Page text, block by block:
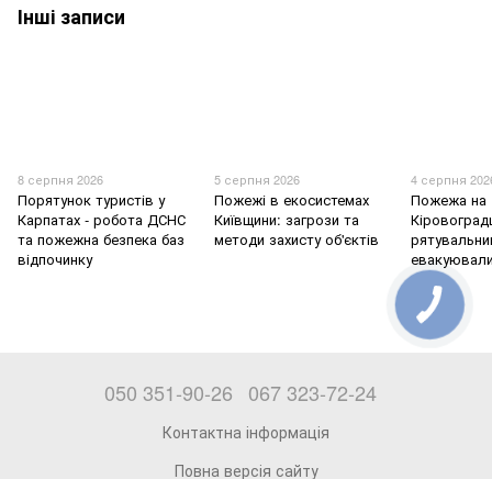
Інші записи
8 серпня 2026
Порятунок туристів у
Карпатах - робота ДСНС
та пожежна безпека баз
відпочинку
5 серпня 2026
Пожежі в екосистемах
Київщини: загрози та
методи захисту об'єктів
4 серпня
Пожежа на
050 351-90-26 067 323-72-24
Контактна інформація
Повна версія сайту